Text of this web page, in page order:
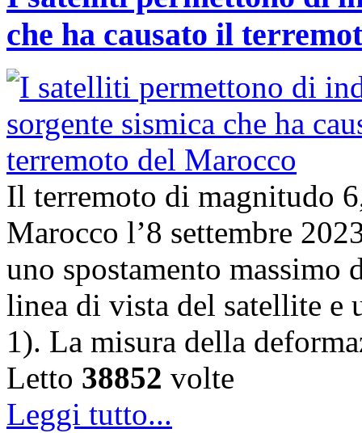
che ha causato il
Il terremoto di magnitudo
Marocco l’8 settembre
uno spostamento
linea di vista del satellite
1). La misura della
Letto 38852 volte
Leggi tutto...